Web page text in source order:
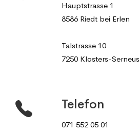
Hauptstrasse 1
8586 Riedt bei Erlen
Talstrasse 10
7250 Klosters-Serneus
Telefon
071 552 05 01